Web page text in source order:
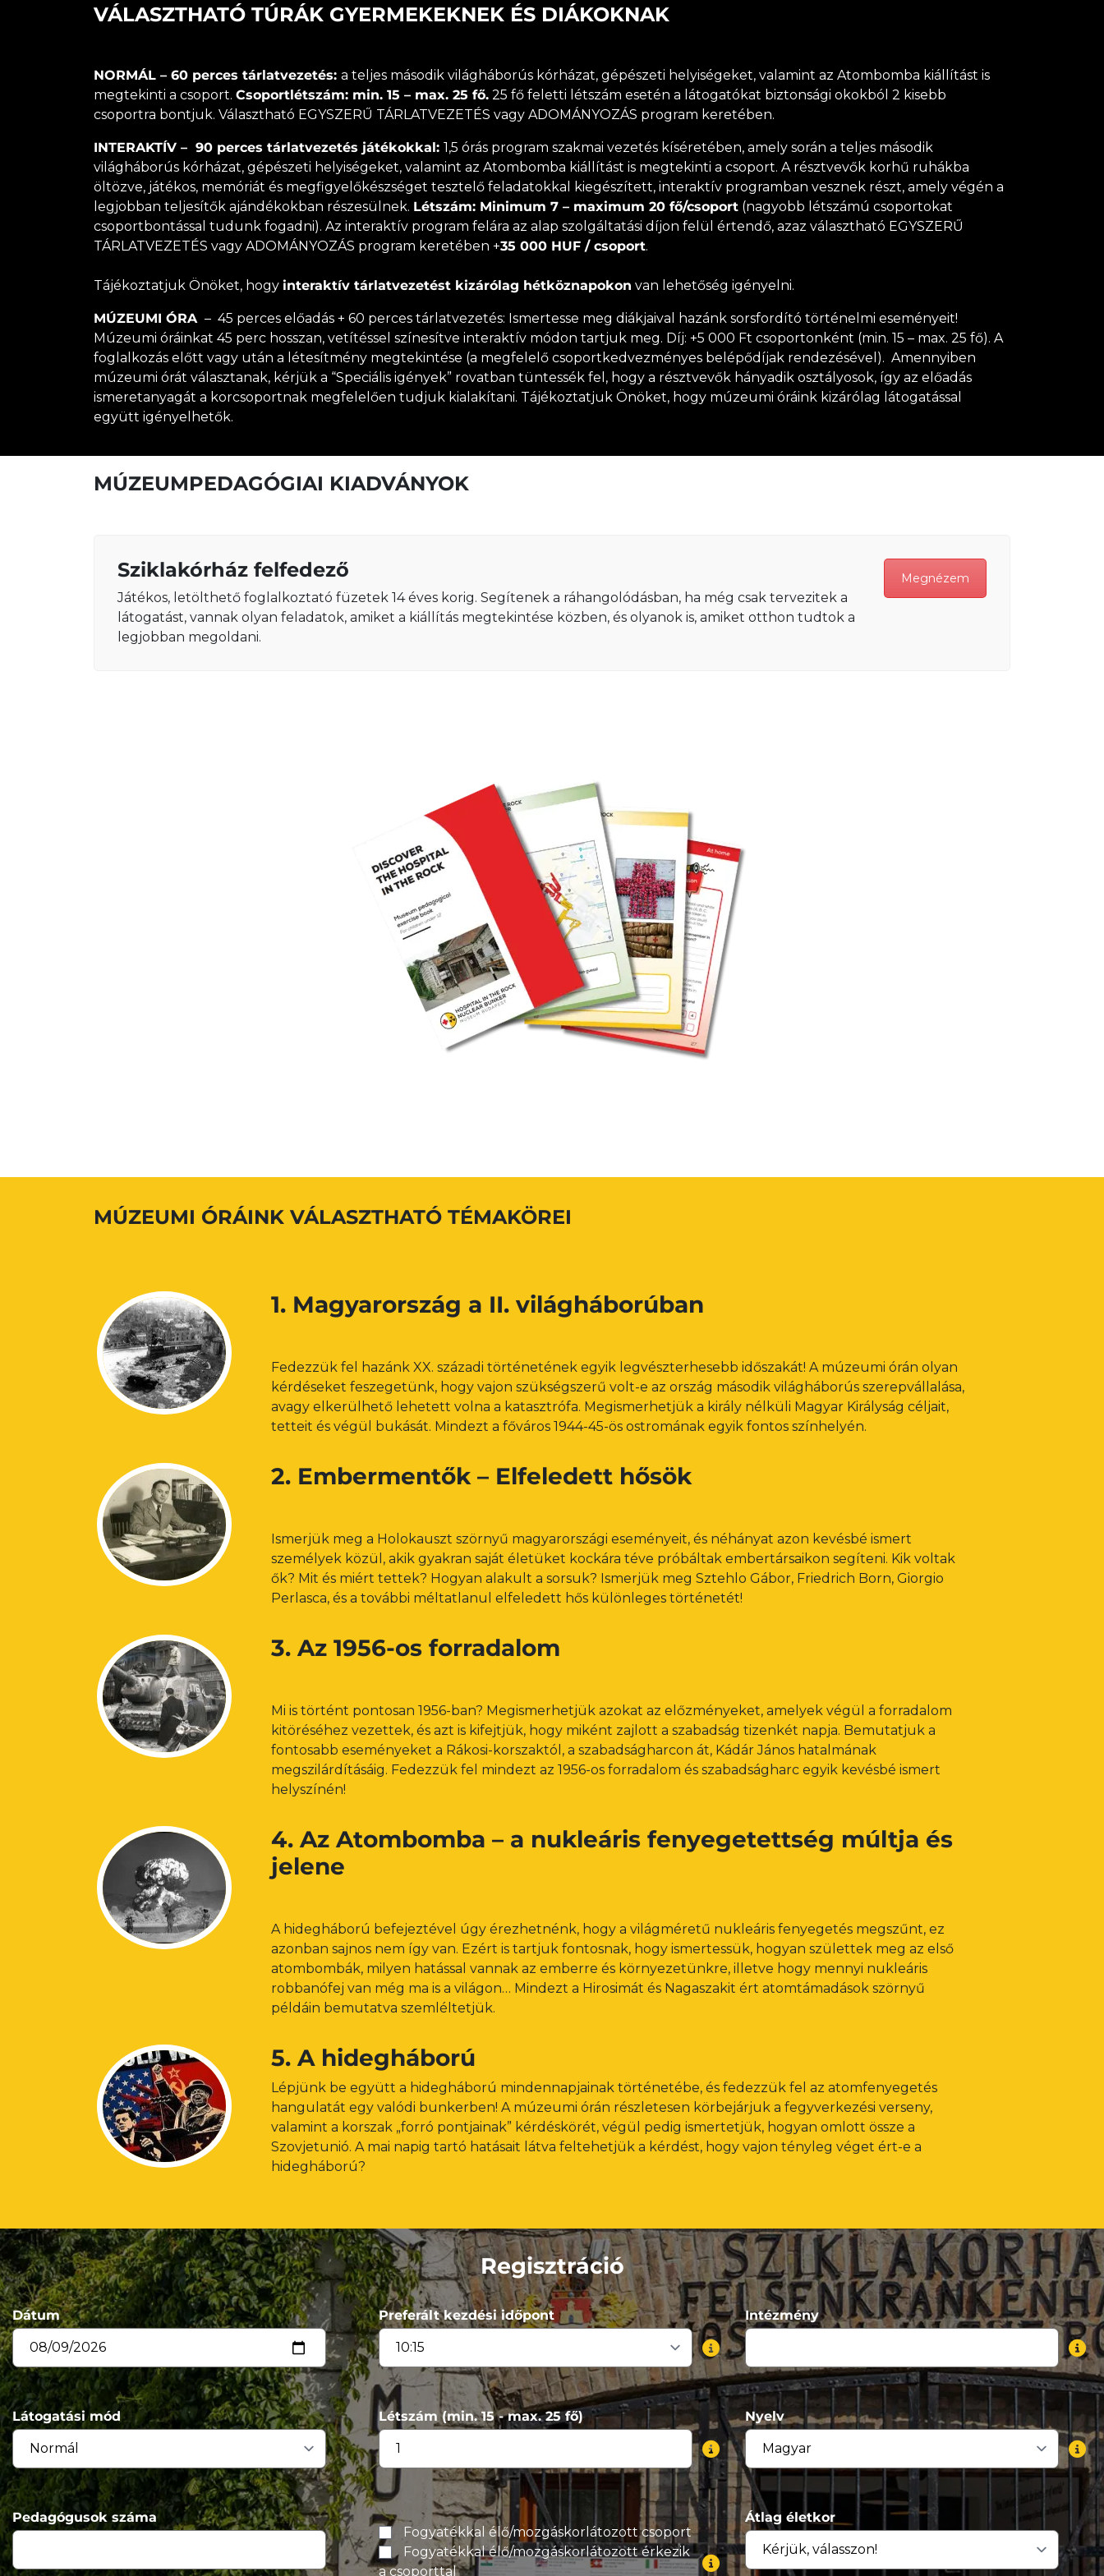
VÁLASZTHATÓ TÚRÁK GYERMEKEKNEK ÉS DIÁKOKNAK
NORMÁL – 60 perces tárlatvezetés: a teljes második világháborús kórházat, gépészeti helyiségeket, valamint az Atombomba kiállítást is
megtekinti a csoport. Csoportlétszám: min. 15 – max. 25 fő. 25 fő feletti létszám esetén a látogatókat biztonsági okokból 2 kisebb
csoportra bontjuk. Választható EGYSZERŰ TÁRLATVEZETÉS vagy ADOMÁNYOZÁS program keretében.
INTERAKTÍV – 90 perces tárlatvezetés játékokkal: 1,5 órás program szakmai vezetés kíséretében, amely során a teljes második
világháborús kórházat, gépészeti helyiségeket, valamint az Atombomba kiállítást is megtekinti a csoport. A résztvevők korhű ruhákba
öltözve, játékos, memóriát és megfigyelőkészséget tesztelő feladatokkal kiegészített, interaktív programban vesznek részt, amely végén a
legjobban teljesítők ajándékokban részesülnek. Létszám: Minimum 7 – maximum 20 fő/csoport (nagyobb létszámú csoportokat
csoportbontással tudunk fogadni). Az interaktív program felára az alap szolgáltatási díjon felül értendő, azaz választható EGYSZERŰ
TÁRLATVEZETÉS vagy ADOMÁNYOZÁS program keretében +35 000 HUF / csoport.
Tájékoztatjuk Önöket, hogy interaktív tárlatvezetést kizárólag hétköznapokon van lehetőség igényelni.
MÚZEUMI ÓRA – 45 perces előadás + 60 perces tárlatvezetés: Ismertesse meg diákjaival hazánk sorsfordító történelmi eseményeit!
Múzeumi óráinkat 45 perc hosszan, vetítéssel színesítve interaktív módon tartjuk meg. Díj: +5 000 Ft csoportonként (min. 15 – max. 25 fő). A
foglalkozás előtt vagy után a létesítmény megtekintése (a megfelelő csoportkedvezményes belépődíjak rendezésével). Amennyiben
múzeumi órát választanak, kérjük a “Speciális igények” rovatban tüntessék fel, hogy a résztvevők hányadik osztályosok, így az előadás
ismeretanyagát a korcsoportnak megfelelően tudjuk kialakítani. Tájékoztatjuk Önöket, hogy múzeumi óráink kizárólag látogatással
együtt igényelhetők.
MÚZEUMPEDAGÓGIAI KIADVÁNYOK
Sziklakórház felfedező
Játékos, letölthető foglalkoztató füzetek 14 éves korig. Segítenek a ráhangolódásban, ha még csak tervezitek a
látogatást, vannak olyan feladatok, amiket a kiállítás megtekintése közben, és olyanok is, amiket otthon tudtok a
legjobban megoldani.
Megnézem
MÚZEUMI ÓRÁINK VÁLASZTHATÓ TÉMAKÖREI
1. Magyarország a II. világháborúban
Fedezzük fel hazánk XX. századi történetének egyik legvészterhesebb időszakát! A múzeumi órán olyan
kérdéseket feszegetünk, hogy vajon szükségszerű volt-e az ország második világháborús szerepvállalása,
avagy elkerülhető lehetett volna a katasztrófa. Megismerhetjük a király nélküli Magyar Királyság céljait,
tetteit és végül bukását. Mindezt a főváros 1944-45-ös ostromának egyik fontos színhelyén.
2. Embermentők – Elfeledett hősök
Ismerjük meg a Holokauszt szörnyű magyarországi eseményeit, és néhányat azon kevésbé ismert
személyek közül, akik gyakran saját életüket kockára téve próbáltak embertársaikon segíteni. Kik voltak
ők? Mit és miért tettek? Hogyan alakult a sorsuk? Ismerjük meg Sztehlo Gábor, Friedrich Born, Giorgio
Perlasca, és a további méltatlanul elfeledett hős különleges történetét!
3. Az 1956-os forradalom
Mi is történt pontosan 1956-ban? Megismerhetjük azokat az előzményeket, amelyek végül a forradalom
kitöréséhez vezettek, és azt is kifejtjük, hogy miként zajlott a szabadság tizenkét napja. Bemutatjuk a
fontosabb eseményeket a Rákosi-korszaktól, a szabadságharcon át, Kádár János hatalmának
megszilárdításáig. Fedezzük fel mindezt az 1956-os forradalom és szabadságharc egyik kevésbé ismert
helyszínén!
4. Az Atombomba – a nukleáris fenyegetettség múltja és
jelene
A hidegháború befejeztével úgy érezhetnénk, hogy a világméretű nukleáris fenyegetés megszűnt, ez
azonban sajnos nem így van. Ezért is tartjuk fontosnak, hogy ismertessük, hogyan születtek meg az első
atombombák, milyen hatással vannak az emberre és környezetünkre, illetve hogy mennyi nukleáris
robbanófej van még ma is a világon… Mindezt a Hirosimát és Nagaszakit ért atomtámadások szörnyű
példáin bemutatva szemléltetjük.
5. A hidegháború
Lépjünk be együtt a hidegháború mindennapjainak történetébe, és fedezzük fel az atomfenyegetés
hangulatát egy valódi bunkerben! A múzeumi órán részletesen körbejárjuk a fegyverkezési verseny,
valamint a korszak „forró pontjainak” kérdéskörét, végül pedig ismertetjük, hogyan omlott össze a
Szovjetunió. A mai napig tartó hatásait látva feltehetjük a kérdést, hogy vajon tényleg véget ért-e a
hidegháború?
Regisztráció
Dátum Preferált kezdési időpont Intézmény
Látogatási mód Létszám (min. 15 - max. 25 fő) Nyelv
Pedagógusok száma
Fogyatékkal élő/mozgáskorlátozott csoport
Fogyatékkal élő/mozgáskorlátozott érkezik
a csoporttal
Átlag életkor